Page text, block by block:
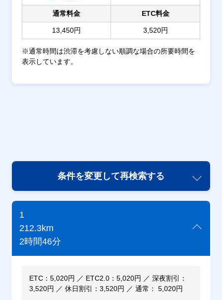
通常料金
13,450円
ETC料金
3,520円
※通常時間は渋滞を考慮しない順調な場合の所要時間を
表示しています。
条件を変更して再検索する
1
212.3km
2時間46分
ETC：5,020円 ／ ETC2.0：5,020円 ／ 深夜割引：
3,520円 ／ 休日割引：3,520円 ／ 通常： 5,020円